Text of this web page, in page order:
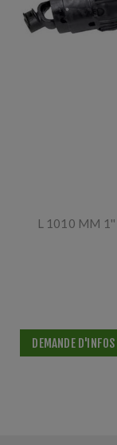
L 1010 MM
DEMANDE